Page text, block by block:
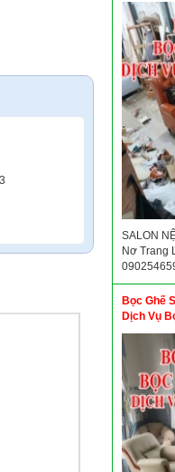
SALON
Nơ Trang
Bọc Ghế
Dịch Vụ